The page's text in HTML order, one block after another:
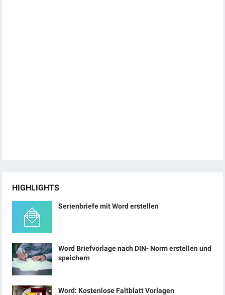
HIGHLIGHTS
Serienbriefe mit Word erstellen
Word Briefvorlage nach DIN- Norm erstellen und
speichern
Word: Kostenlose Faltblatt Vorlagen